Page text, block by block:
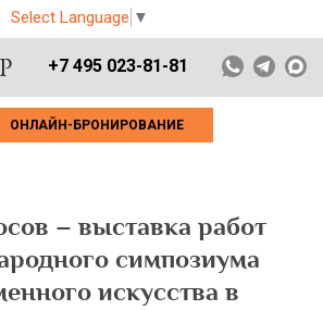
Select Language ▼
+7 495 023-81-81
ОНЛАЙН-БРОНИРОВАНИЕ
– выставка работ
симпозиума
искусства в